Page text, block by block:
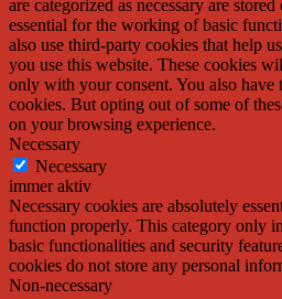
are categorized as necessary are
essential for the working of basic
also use third-party cookies that help
you use this website. These cookies
only with your consent. You also have
cookies. But opting out of some of
on your browsing experience.
Necessary
Necessary
immer aktiv
Necessary cookies are absolutely
function properly. This category only
basic functionalities and security
cookies do not store any personal
Non-necessary